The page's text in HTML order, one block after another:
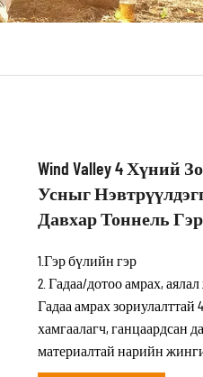
Wind Valley 4 Хүний
Усныг
Давхар Тоннель Гэр
1.Гэр бүлийн гэр
2. Гадаа/дотоо амрах,
Гадаа амрах зориулалттай
хамгаалагч, ганцаардсан
материалтай нарийн